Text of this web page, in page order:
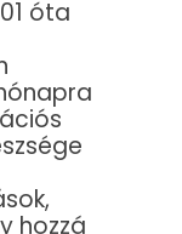
óta
hozzá